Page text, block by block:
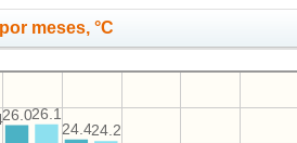
meses, °C
24.4
26.0
24.2
26.1